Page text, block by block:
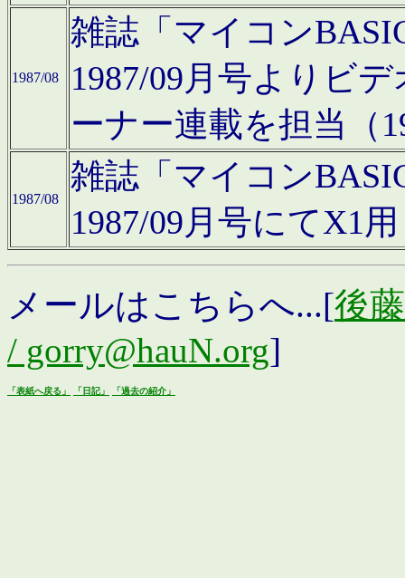
1987/08
雑誌「マイコン
1987/09月号よりビ
ーナー連載を担当（
1987/08
雑誌「マイコン
1987/09月号にてX1
メールはこちらへ...[後
/ gorry@hauN.org]
「表紙へ戻る」 「日記」 「過去の紹介」